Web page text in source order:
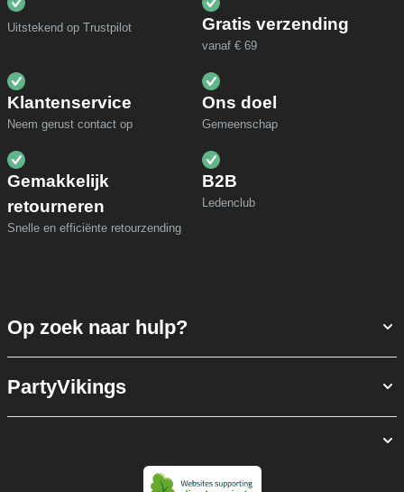
Uitstekend op Trustpilot Gratis verzending
vanaf € 69
Klantenservice
Neem gerust contact op
Ons doel
Gemeenschap
Gemakkelijk
retourneren
Snelle en efficiënte retourzending
B2B
Ledenclub
Op zoek naar hulp?
PartyVikings